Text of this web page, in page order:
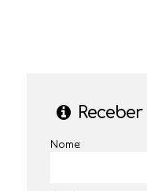
Nome: